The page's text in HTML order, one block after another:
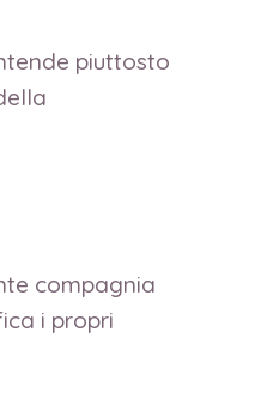
piuttosto
compagnia
i propri